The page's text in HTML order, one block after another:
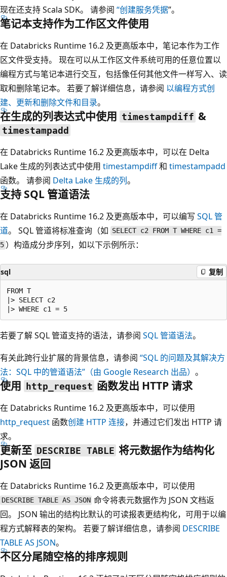
现在还支持 Scala SDK。 请参阅 “创建服务凭据”。
笔记本支持作为工作区文件使用
在 Databricks Runtime 16.2 及更高版本中，笔记本作为工作
区文件受支持。 现在可以从工作区文件系统可用的任意位置以
编程方式与笔记本进行交互，包括像任何其他文件一样写入、读
取和删除笔记本。 若要了解详细信息，请参阅 以编程方式创
建、更新和删除文件和目录。
在生成的列表达式中使用 timestampdiff &
timestampadd
在 Databricks Runtime 16.2 及更高版本中，可以在 Delta
Lake 生成的列表达式中使用 timestampdiff和 timestampadd
函数。 请参阅 Delta Lake 生成的列。
支持 SQL 管道语法
在 Databricks Runtime 16.2 及更高版本中，可以编写 SQL 管
道。 SQL 管道将标准查询（如 SELECT c2 FROM T WHERE c1 =
5 ）构造成分步序列，如以下示例所示：
sql 复制
FROM T
|> SELECT c2
若要了解 SQL 管道支持的语法，请参阅 SQL 管道语法。
有关此跨行业扩展的背景信息，请参阅 “SQL 的问题及其解决方
法：SQL 中的管道语法”（由 Google Research 出品） 。
使用 http_request 函数发出 HTTP 请求
在 Databricks Runtime 16.2 及更高版本中，可以使用
http_request 函数创建 HTTP 连接，并通过它们发出 HTTP 请
求。
更新至 DESCRIBE TABLE 将元数据作为结构化
JSON 返回
在 Databricks Runtime 16.2 及更高版本中，可以使用
DESCRIBE TABLE AS JSON 命令将表元数据作为 JSON 文档返
回。 JSON 输出的结构比默认的可读报表更结构化，可用于以编
程方式解释表的架构。 若要了解详细信息，请参阅 DESCRIBE
TABLE AS JSON。
不区分尾随空格的排序规则